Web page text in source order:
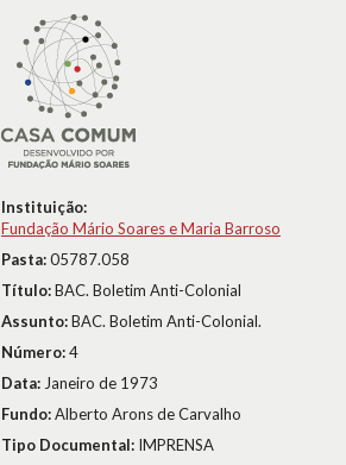
Instituição:
Fundação Mário Soares e Maria Barroso
Pasta:05787.058
Título:BAC. Boletim Anti-Colonial
Assunto:BAC. Boletim Anti-Colonial.
Número:4
Data: Janeiro de 1973
Fundo:Alberto Arons de Carvalho
Tipo Documental: IMPRENSA